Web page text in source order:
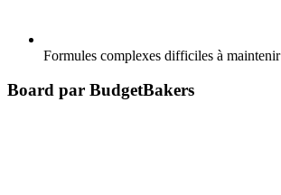
Formules complexes difficiles à maintenir
Board par BudgetBakers